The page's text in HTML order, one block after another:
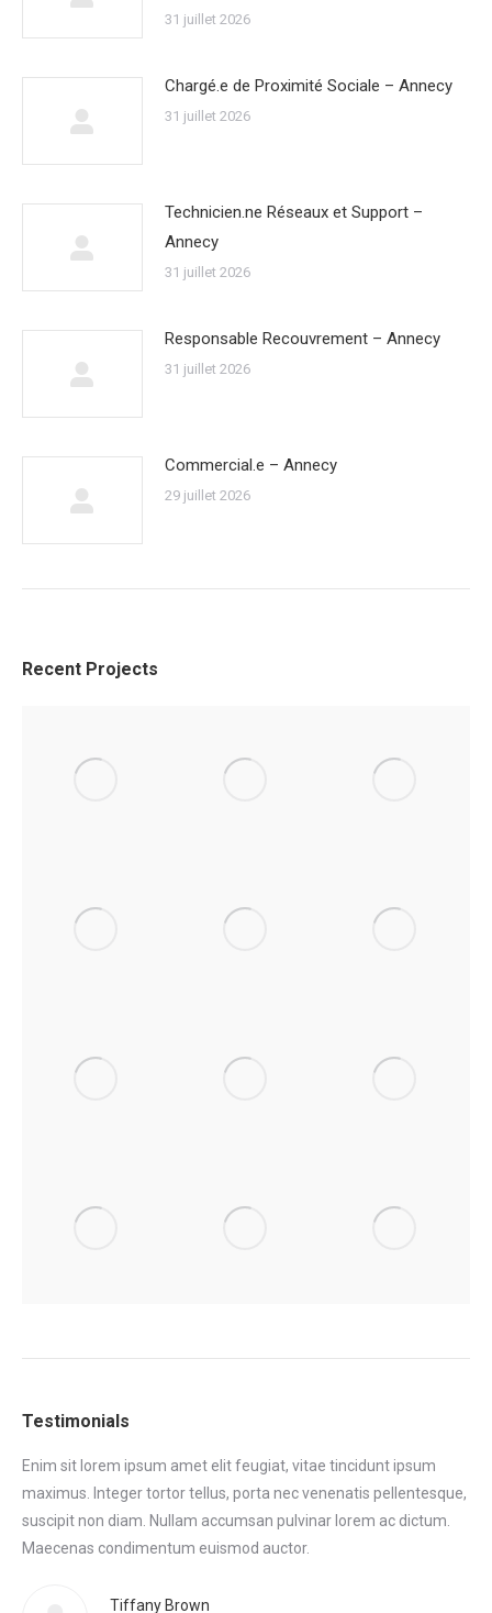
31 juillet 2026
Chargé.e de Proximité Sociale – Annecy
31 juillet 2026
Technicien.ne Réseaux et Support –
Annecy
31 juillet 2026
Responsable Recouvrement – Annecy
31 juillet 2026
Commercial.e – Annecy
29 juillet 2026
Recent Projects
Testimonials
Enim sit lorem ipsum amet elit feugiat, vitae tincidunt ipsum
maximus. Integer tortor tellus, porta nec venenatis pellentesque,
suscipit non diam. Nullam accumsan pulvinar lorem ac dictum.
Maecenas condimentum euismod auctor.
Tiffany Brown